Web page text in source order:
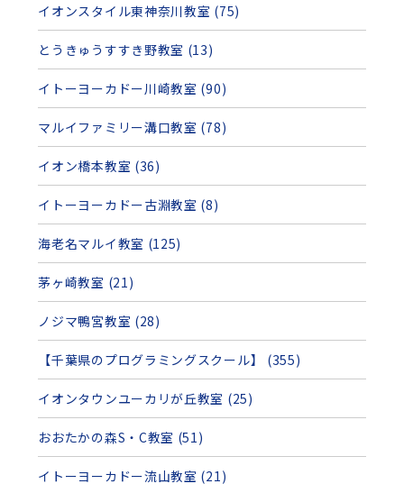
イオンスタイル東神奈川教室 (75)
とうきゅうすすき野教室 (13)
イトーヨーカドー川崎教室 (90)
マルイファミリー溝口教室 (78)
イオン橋本教室 (36)
イトーヨーカドー古淵教室 (8)
海老名マルイ教室 (125)
茅ヶ崎教室 (21)
ノジマ鴨宮教室 (28)
【千葉県のプログラミングスクール】 (355)
イオンタウンユーカリが丘教室 (25)
おおたかの森S・C教室 (51)
イトーヨーカドー流山教室 (21)